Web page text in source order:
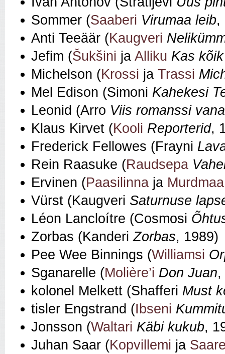
Sommer (Saaberi Virumaa leib,
Anti Teeäär (Kaugveri
Jefim (Šukšini ja Alliku Kas
Michelson (Krossi ja Trassi
Mel Edison (Simoni Kahekesi
Leonid (Arro Viis romanssi
Klaus Kirvet (Kooli Reporterid,
Frederick Fellowes (Frayni
Rein Raasuke (Raudsepa
Ervinen (Paasilinna ja Murdmaa
Vürst (Kaugveri Saturnuse
Léon Lancloítre (Cosmosi
Zorbas (KanderiZorbas, 1989)
Pee Wee Binnings (Williamsi
Sganarelle (Molière’i Don Juan,
kolonel Melkett (Shafferi Must
tisler Engstrand (Ibseni
Jonsson (Waltari Käbi kukub,
Juhan Saar (Kopvillemi ja